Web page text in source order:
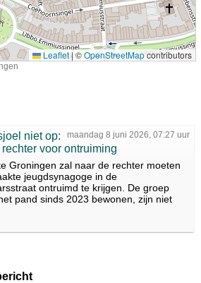
Leaflet|©OpenStreetMapcontributors
maandag 8 juni 2026, 07:27 uur
niet op:
voor ontruiming
Groningen zal naar de rechter moeten
jeugdsynagoge in de
ontruimd te krijgen. De groep
pand sinds 2023 bewonen, zijn niet